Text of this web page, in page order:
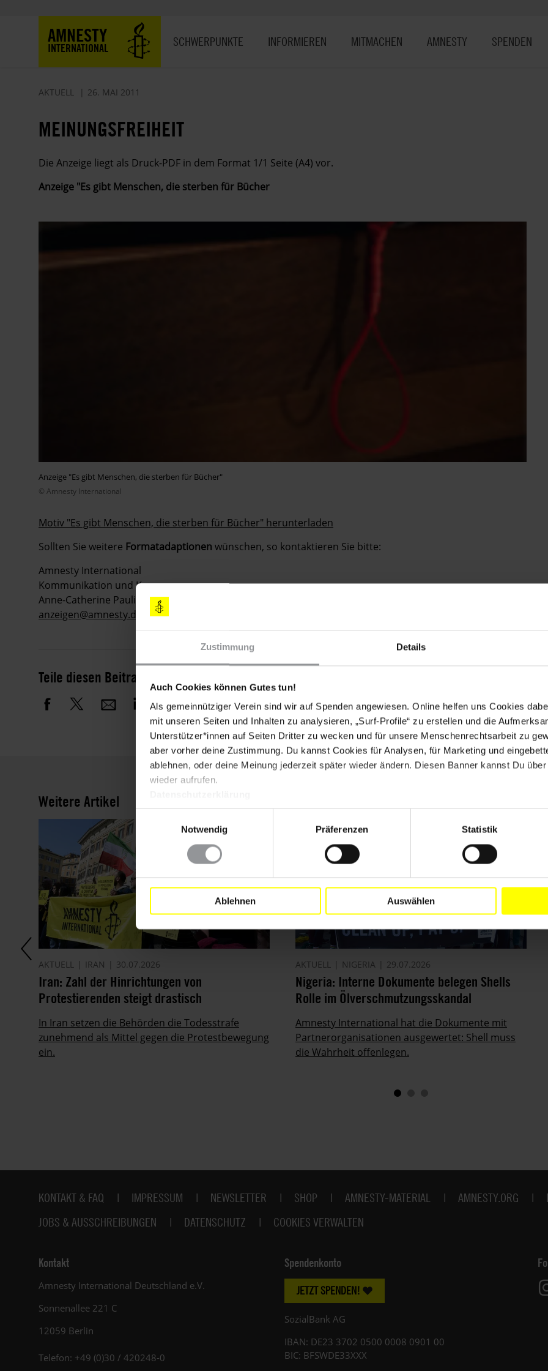
Zustimmung Details
Auch Cookies können Gutes tun!
Als gemeinnütziger Verein sind wir auf Spenden angewiesen. Online helfen uns Cookies
mit unseren Seiten und Inhalten zu analysieren, „Surf-Profile“ zu erstellen und die
Unterstützer*innen auf Seiten Dritter zu wecken und für unsere Menschenrechtsarbeit zu
aber vorher deine Zustimmung. Du kannst Cookies für Analysen, für Marketing und
ablehnen, oder deine Meinung jederzeit später wieder ändern. Diesen Banner kannst Du
wieder aufrufen.
Notwendig
Präferenzen Statistik
Ablehnen Auswählen
AMNESTY
INTERNATIONAL SCHWERPUNKTE INFORMIEREN MITMACHEN AMNESTY SPENDEN
AKTUELL 26. MAI 2011
MEINUNGSFREIHEIT
Die Anzeige liegt als Druck-PDF in dem Format 1/1 Seite (A4) vor.
Anzeige "Es gibt Menschen, die sterben für Bücher
Anzeige "Es gibt Menschen, die sterben für Bücher"
© Amnesty International
Motiv "Es gibt Menschen, die sterben für Bücher" herunterladen
Sollten Sie weitere Formatadaptionen wünschen, so kontaktieren Sie bitte:
Amnesty International
Kommunikation und Kampagnen
Anne-Catherine Paulisch
anzeigen@amnesty.de
Teile diesen Beitrag
Drucken
Weitere Artikel
AKTUELL IRAN 30.07.2026
Iran: Zahl der Hinrichtungen von
Protestierenden steigt drastisch
In Iran setzen die Behörden die Todesstrafe
zunehmend als Mittel gegen die Protestbewegung
ein.
AKTUELL NIGERIA 29.07.2026
Nigeria: Interne Dokumente belegen Shells
Rolle im Ölverschmutzungsskandal
Amnesty International hat die Dokumente mit
Partnerorganisationen ausgewertet: Shell muss
die Wahrheit offenlegen.
Fußbereich
KONTAKT & FAQ IMPRESSUM NEWSLETTER SHOP AMNESTY-MATERIAL AMNESTY.ORG
JOBS & AUSSCHREIBUNGEN
DATENSCHUTZ COOKIES VERWALTEN
Kontakt
Amnesty International Deutschland e.V.
Sonnenallee 221 C
12059 Berlin
Telefon: +49 (0)30 / 420248-0
Spendenkonto
JETZT SPENDEN!
SozialBank AG
IBAN: DE23 3702 0500 0008 0901 00
BIC: BFSWDE33XXX